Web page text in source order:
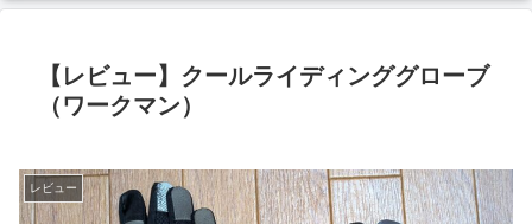
【レビュー】クールライディンググローブ
（ワークマン）
レビュー